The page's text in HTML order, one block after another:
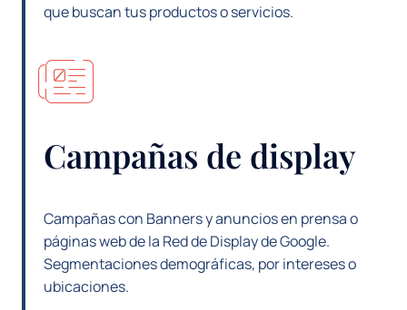
que buscan tus productos o servicios.
Campañas de display
Campañas con Banners y anuncios en prensa o
páginas web de la Red de Display de Google.
Segmentaciones demográficas, por intereses o
ubicaciones.